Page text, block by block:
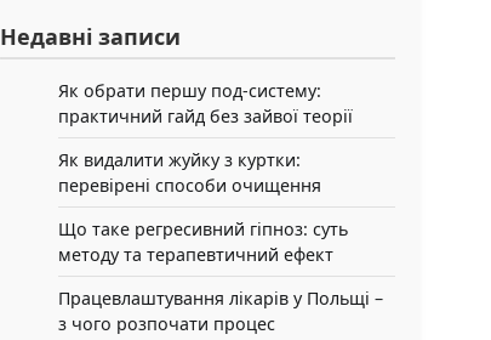
Недавні записи
Як обрати першу под-систему:
практичний гайд без зайвої теорії
Як видалити жуйку з куртки:
перевірені способи очищення
Що таке регресивний гіпноз: суть
методу та терапевтичний ефект
Працевлаштування лікарів у Польщі –
з чого розпочати процес